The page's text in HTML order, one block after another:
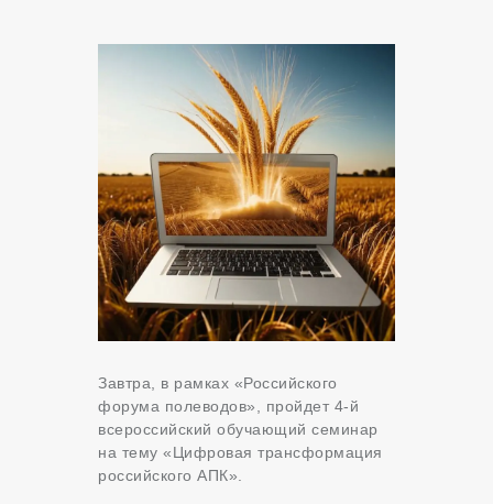
Завтра, в рамках «Российского
форума полеводов», пройдет 4-й
всероссийский обучающий семинар
на тему «Цифровая трансформация
российского АПК».